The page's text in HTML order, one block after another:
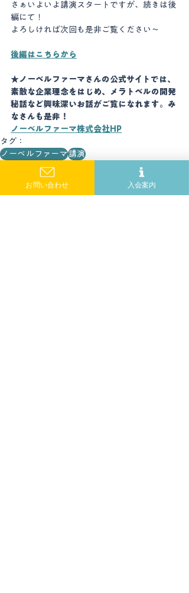
さぁいよいよ講演スタートですが、続きは後
編にて！
よろしければ次回も是非ご覧ください〜
後編はこちらから
★ノーベルファーマさんの公式サイトでは、
素敵な企業理念をはじめ、メラトベルの開発
秘話など興味深いお話がご覧になれます。み
なさんも是非！
ノーベルファーマ株式会社HP
タグ：
ノーベルファーマ講演
お問い合わせ 入会案内